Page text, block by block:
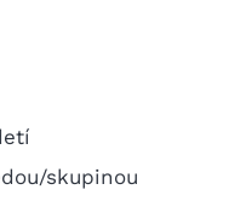
skupinou